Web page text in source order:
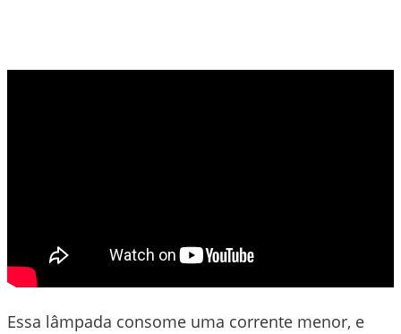
Essa lâmpada consome uma corrente menor, e